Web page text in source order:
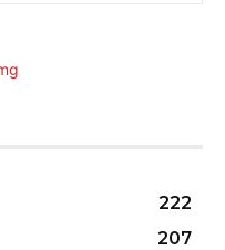
222
207